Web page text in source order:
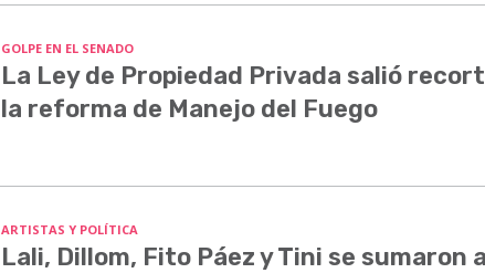
GOLPE EN EL SENADO
La Ley de Propiedad Privada salió
la reforma de Manejo del Fuego
ARTISTAS Y POLÍTICA
Lali, Dillom, Fito Páez y Tini se sumaron